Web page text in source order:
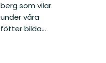
berg som vilar
under våra
fötter bilda...